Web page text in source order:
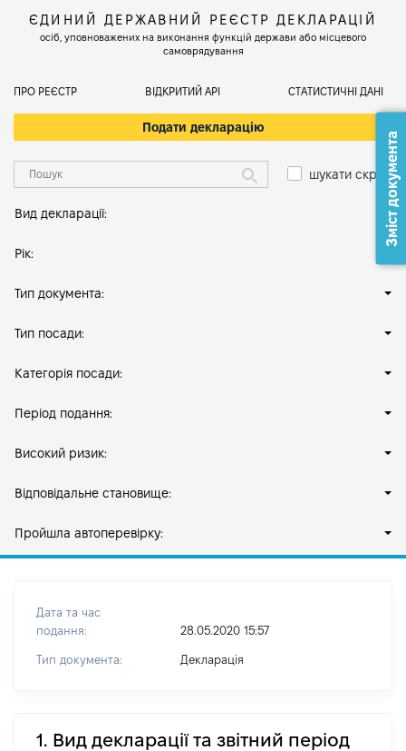
ЄДИНИЙ ДЕРЖАВНИЙ РЕЄСТР ДЕКЛАРАЦІЙ
осіб, уповноважених на виконання функцій держави або місцевого
самоврядування
ПРО РЕЄСТР ВІДКРИТИЙ АРІ СТАТИСТИЧНІ ДАНІ
Подати декларацію
шукати скрізь
Вид декларації:
Рік:
Тип документа:
Тип посади:
Категорія посади:
Період подання:
Високий ризик:
Відповідальне становище:
Пройшла автоперевірку:
Дата та час
подання:
28.05.2020 15:57
Тип документа: Декларація
1. Вид декларації та звітний період
Зміст документа